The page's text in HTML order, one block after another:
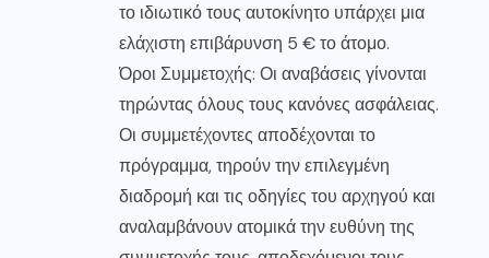
το ιδιωτικό τους αυτοκίνητο υπάρχει μια
ελάχιστη επιβάρυνση 5 € το άτομο.
Όροι Συμμετοχής: Οι αναβάσεις γίνονται
τηρώντας όλους τους κανόνες ασφάλειας.
Οι συμμετέχοντες αποδέχονται το
πρόγραμμα, τηρούν την επιλεγμένη
διαδρομή και τις οδηγίες του αρχηγού και
αναλαμβάνουν ατομικά την ευθύνη της